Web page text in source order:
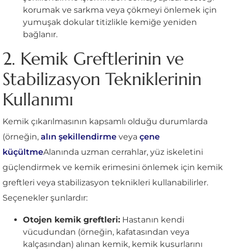
korumak ve sarkma veya çökmeyi önlemek için
yumuşak dokular titizlikle kemiğe yeniden
bağlanır.
2. Kemik Greftlerinin ve
Stabilizasyon Tekniklerinin
Kullanımı
Kemik çıkarılmasının kapsamlı olduğu durumlarda
(örneğin, alın şekillendirme veya çene
küçültmeAlanında uzman cerrahlar, yüz iskeletini
güçlendirmek ve kemik erimesini önlemek için kemik
greftleri veya stabilizasyon teknikleri kullanabilirler.
Seçenekler şunlardır:
Otojen kemik greftleri: Hastanın kendi
vücudundan (örneğin, kafatasından veya
kalçasından) alınan kemik, kemik kusurlarını